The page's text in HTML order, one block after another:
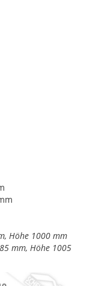
Höhe 1000 mm
mm, Höhe 1005